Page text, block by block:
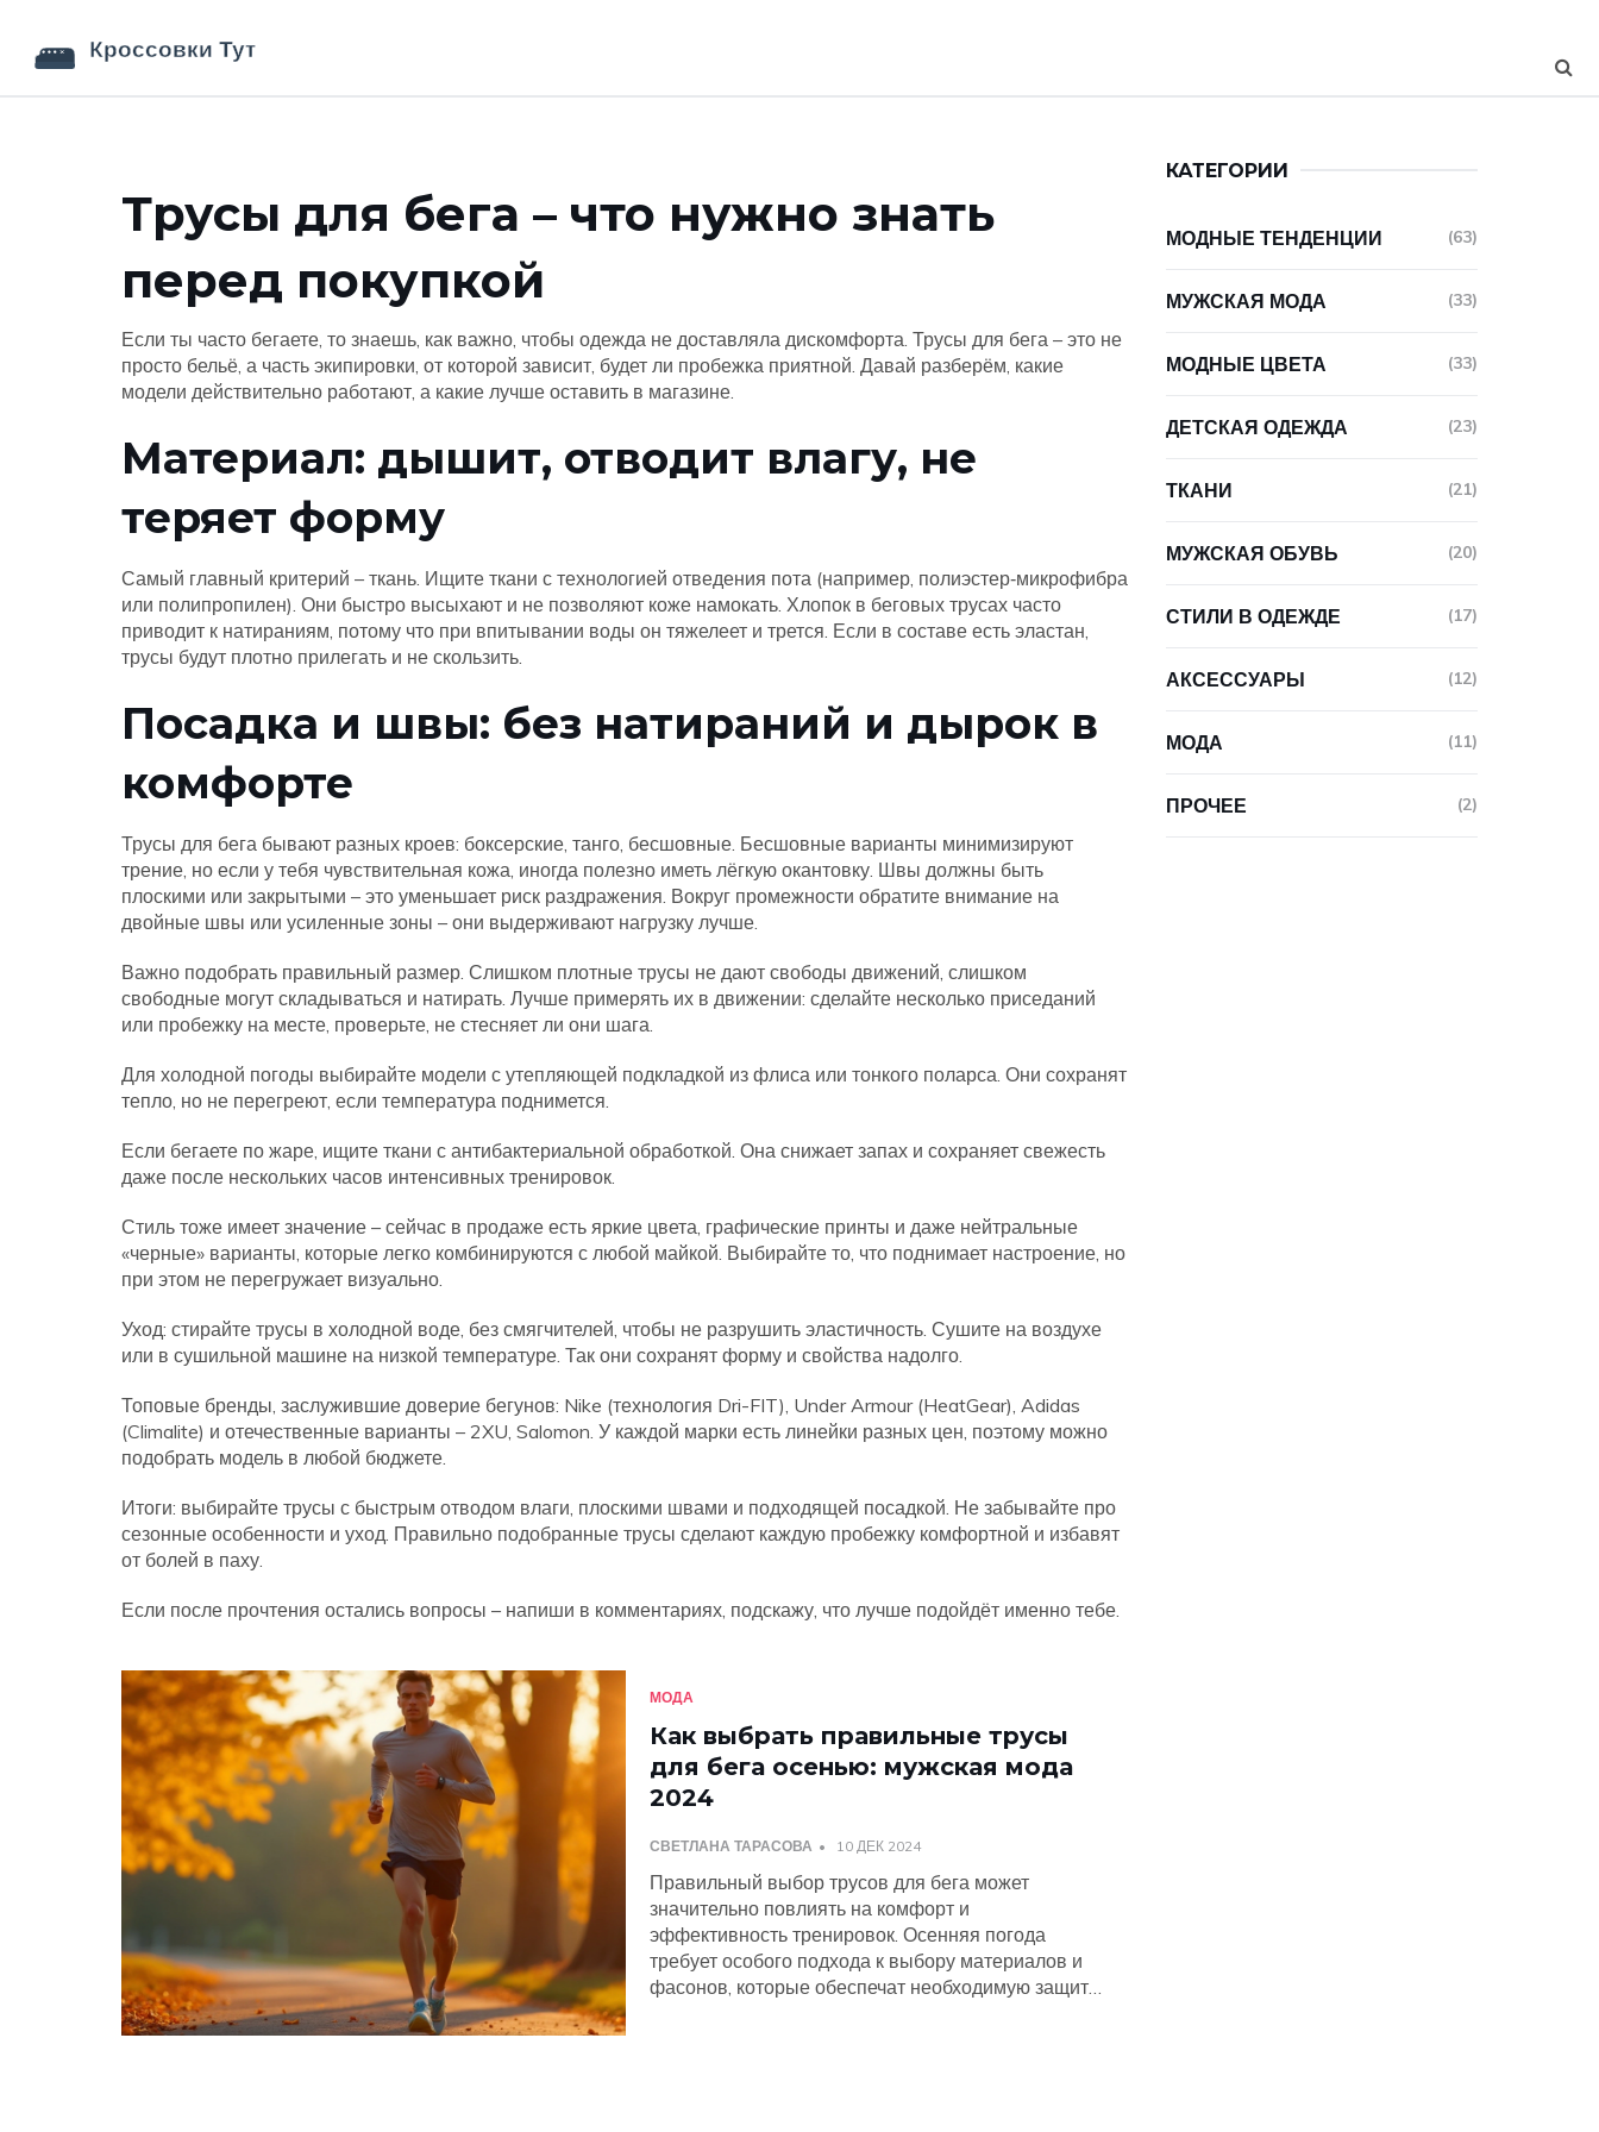
Трусы для бега – что нужно знать
перед покупкой
Если ты часто бегаете, то знаешь, как важно, чтобы одежда не доставляла дискомфорта. Трусы для бега – это не
просто бельё, а часть экипировки, от которой зависит, будет ли пробежка приятной. Давай разберём, какие
модели действительно работают, а какие лучше оставить в магазине.
Материал: дышит, отводит влагу, не
теряет форму
Самый главный критерий – ткань. Ищите ткани с технологией отведения пота (например, полиэстер‑микрофибра
или полипропилен). Они быстро высыхают и не позволяют коже намокать. Хлопок в беговых трусах часто
приводит к натираниям, потому что при впитывании воды он тяжелеет и трется. Если в составе есть эластан,
трусы будут плотно прилегать и не скользить.
Посадка и швы: без натираний и дырок в
комфорте
Трусы для бега бывают разных кроев: боксерские, танго, бесшовные. Бесшовные варианты минимизируют
трение, но если у тебя чувствительная кожа, иногда полезно иметь лёгкую окантовку. Швы должны быть
плоскими или закрытыми – это уменьшает риск раздражения. Вокруг промежности обратите внимание на
двойные швы или усиленные зоны – они выдерживают нагрузку лучше.
Важно подобрать правильный размер. Слишком плотные трусы не дают свободы движений, слишком
свободные могут складываться и натирать. Лучше примерять их в движении: сделайте несколько приседаний
или пробежку на месте, проверьте, не стесняет ли они шага.
Для холодной погоды выбирайте модели с утепляющей подкладкой из флиса или тонкого поларса. Они сохранят
тепло, но не перегреют, если температура поднимется.
Если бегаете по жаре, ищите ткани с антибактериальной обработкой. Она снижает запах и сохраняет свежесть
даже после нескольких часов интенсивных тренировок.
Стиль тоже имеет значение – сейчас в продаже есть яркие цвета, графические принты и даже нейтральные
«черные» варианты, которые легко комбинируются с любой майкой. Выбирайте то, что поднимает настроение, но
при этом не перегружает визуально.
Уход: стирайте трусы в холодной воде, без смягчителей, чтобы не разрушить эластичность. Сушите на воздухе
или в сушильной машине на низкой температуре. Так они сохранят форму и свойства надолго.
Топовые бренды, заслужившие доверие бегунов: Nike (технология Dri-FIT), Under Armour (HeatGear), Adidas
(Climalite) и отечественные варианты – 2XU, Salomon. У каждой марки есть линейки разных цен, поэтому можно
подобрать модель в любой бюджете.
Итоги: выбирайте трусы с быстрым отводом влаги, плоскими швами и подходящей посадкой. Не забывайте про
сезонные особенности и уход. Правильно подобранные трусы сделают каждую пробежку комфортной и избавят
от болей в паху.
Если после прочтения остались вопросы – напиши в комментариях, подскажу, что лучше подойдёт именно тебе.
МОДА
Как выбрать правильные трусы
для бега осенью: мужская мода
2024
СВЕТЛАНА ТАРАСОВА 10 ДЕК 2024
Правильный выбор трусов для бега может
значительно повлиять на комфорт и
эффективность тренировок. Осенняя погода
требует особого подхода к выбору материалов и
фасонов, которые обеспечат необходимую защиту
КАТЕГОРИИ
МОДНЫЕ ТЕНДЕНЦИИ (63)
МУЖСКАЯ МОДА (33)
МОДНЫЕ ЦВЕТА (33)
ДЕТСКАЯ ОДЕЖДА (23)
ТКАНИ (21)
МУЖСКАЯ ОБУВЬ (20)
СТИЛИ В ОДЕЖДЕ (17)
АКСЕССУАРЫ (12)
МОДА (11)
ПРОЧЕЕ (2)